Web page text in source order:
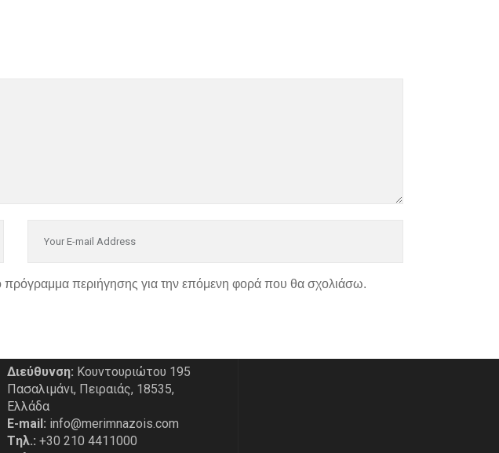
πρόγραμμα περιήγησης για την επόμενη φορά που θα σχολιάσω.
Διεύθυνση: Κουντουριώτου 195
Πασαλιμάνι, Πειραιάς, 18535,
Ελλάδα
E-mail: info@merimnazois.com
Tηλ.: +30 210 4411000